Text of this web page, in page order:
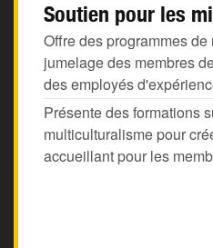
Soutien pour les
Offre des programmes
jumelage des membres
des employés
Présente des formations
multiculturalisme pour
accueillant pour les